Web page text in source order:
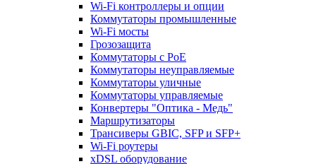
Wi-Fi контроллеры и опции
Коммутаторы промышленные
Wi-Fi мосты
Грозозащита
Коммутаторы c PoE
Коммутаторы неуправляемые
Коммутаторы уличные
Коммутаторы управляемые
Конвертеры "Оптика - Медь"
Маршрутизаторы
Трансиверы GBIC, SFP и SFP+
Wi-Fi роутеры
xDSL оборудование